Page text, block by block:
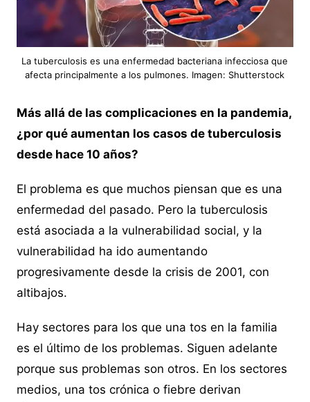
La tuberculosis es una enfermedad bacteriana infecciosa que
afecta principalmente a los pulmones. Imagen: Shutterstock
Más allá de las complicaciones en la pandemia,
¿por qué aumentan los casos de tuberculosis
desde hace 10 años?
El problema es que muchos piensan que es una
enfermedad del pasado. Pero la tuberculosis
está asociada a la vulnerabilidad social, y la
vulnerabilidad ha ido aumentando
progresivamente desde la crisis de 2001, con
altibajos.
Hay sectores para los que una tos en la familia
es el último de los problemas. Siguen adelante
porque sus problemas son otros. En los sectores
medios, una tos crónica o fiebre derivan